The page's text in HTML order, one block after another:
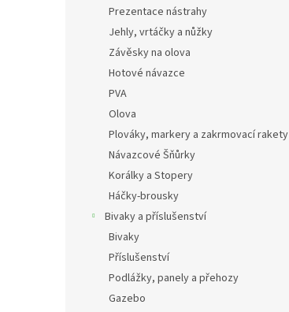
Prezentace nástrahy
Jehly, vrtáčky a nůžky
Závěsky na olova
Hotové návazce
PVA
Olova
Plováky, markery a zakrmovací rakety
Návazcové Šňůrky
Korálky a Stopery
Háčky-brousky
Bivaky a příslušenství
Bivaky
Příslušenství
Podlážky, panely a přehozy
Gazebo